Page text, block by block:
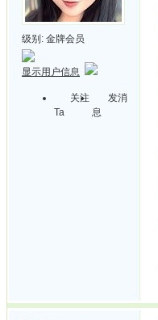
级别: 金牌会员
显示用户信息
关注
Ta
发消
息